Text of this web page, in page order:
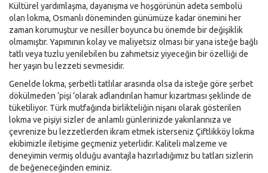
Kültürel yardımlaşma, dayanışma ve hoşgörünün adeta sembolü
olan lokma, Osmanlı döneminden günümüze kadar önemini her
zaman korumuştur ve nesiller boyunca bu önemde bir değişiklik
olmamıştır. Yapımının kolay ve maliyetsiz olması bir yana isteğe bağlı
tatlı veya tuzlu yenilebilen bu zahmetsiz yiyeceğin bir özelliği de
her yaşın bu lezzeti sevmesidir.
Genelde lokma, şerbetli tatlılar arasında olsa da isteğe göre şerbet
dökülmeden ‘pişi ‘olarak adlandırılan hamur kızartması şeklinde de
tüketiliyor. Türk mutfağında birlikteliğin nişanı olarak gösterilen
lokma ve pişiyi sizler de anlamlı günlerinizde yakınlarınıza ve
çevrenize bu lezzetlerden ikram etmek isterseniz Çiftlikköy lokma
ekibimizle iletişime geçmeniz yeterlidir. Kaliteli malzeme ve
deneyimin vermiş olduğu avantajla hazırladığımız bu tatları sizlerin
de beğeneceğinden eminiz.